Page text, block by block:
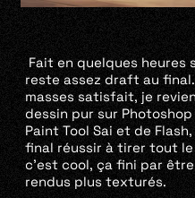
Fait en quelques heures
reste assez draft au final.
masses satisfait, je
dessin pur sur
Paint Tool Sai et de
final réussir à tirer tout
c’est cool, ça fini par
rendus plus texturés.